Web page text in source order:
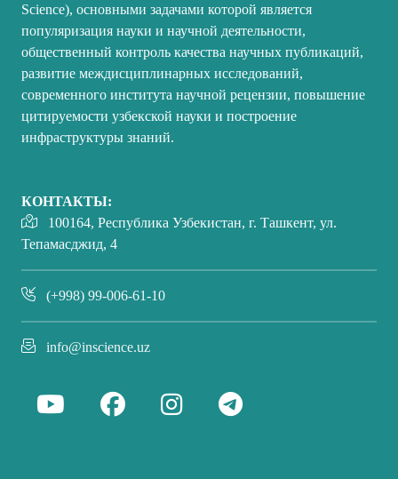
Science), основными задачами которой является
популяризация науки и научной деятельности,
общественный контроль качества научных публикаций,
развитие междисциплинарных исследований,
современного института научной рецензии, повышение
цитируемости узбекской науки и построение
инфраструктуры знаний.
КОНТАКТЫ:
100164, Республика Узбекистан, г. Ташкент, ул.
Тепамасджид, 4
(+998) 99-006-61-10
info@inscience.uz